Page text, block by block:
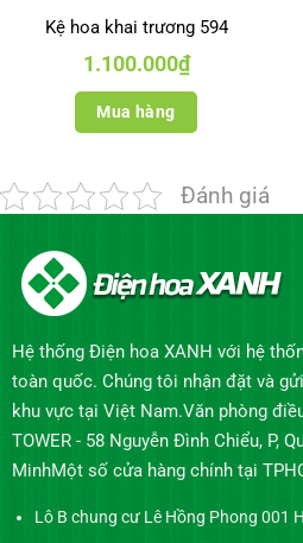
Kệ hoa khai trương 594
1.100.000₫
Mua hàng
Đánh giá
Hệ thống Điện hoa XANH với hệ
toàn quốc. Chúng tôi nhận đặt và
khu vực tại Việt Nam.Văn phòng
TOWER - 58 Nguyễn Đình Chiểu, P,
MinhMột số cửa hàng chính tại
Lô B chung cư Lê Hồng Phong 001